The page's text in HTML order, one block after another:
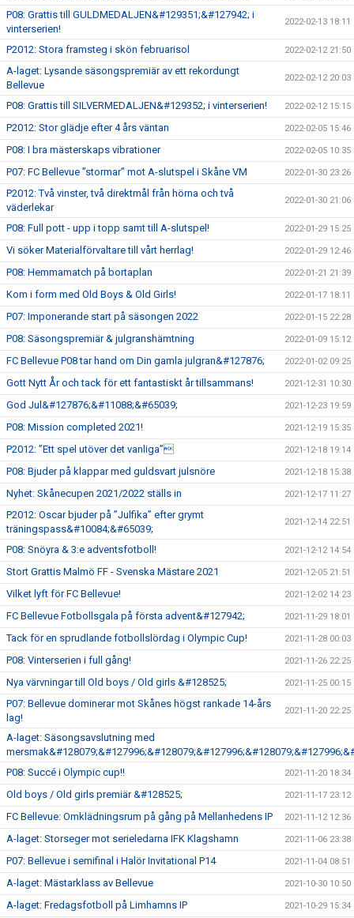
P08: Grattis till GULDMEDALJEN&#129351;&#127942; i
vinterserien!
2022-02-13 18:11
P2012: Stora framsteg i skön februarisol 2022-02-12 21:50
A-laget: Lysande säsongspremiär av ett rekordungt
Bellevue
2022-02-12 20:03
P08: Grattis till SILVERMEDALJEN&#129352; i vinterserien! 2022-02-12 15:15
P2012: Stor glädje efter 4 års väntan 2022-02-05 15:46
P08: I bra mästerskaps vibrationer 2022-02-05 10:35
P07: FC Bellevue ”stormar” mot A-slutspel i Skåne VM 2022-01-30 23:26
P2012: Två vinster, två direktmål från hörna och två
väderlekar
2022-01-30 21:06
P08: Full pott - upp i topp samt till A-slutspel! 2022-01-29 15:25
Vi söker Materialförvaltare till vårt herrlag! 2022-01-29 12:46
P08: Hemmamatch på bortaplan 2022-01-21 21:39
Kom i form med Old Boys & Old Girls! 2022-01-17 18:11
P07: Imponerande start på säsongen 2022 2022-01-15 22:28
P08: Säsongspremiär & julgranshämtning 2022-01-09 15:12
FC Bellevue P08 tar hand om Din gamla julgran&#127876; 2022-01-02 09:25
Gott Nytt År och tack för ett fantastiskt år tillsammans! 2021-12-31 10:30
God Jul&#127876;&#11088;&#65039; 2021-12-23 19:59
P08: Mission completed 2021! 2021-12-19 15:35
P2012: ”Ett spel utöver det vanliga” 2021-12-18 19:14
P08: Bjuder på klappar med guldsvart julsnöre 2021-12-18 15:38
Nyhet: Skånecupen 2021/2022 ställs in 2021-12-17 11:27
P2012: Oscar bjuder på ”Julfika” efter grymt
träningspass&#10084;&#65039;
2021-12-14 22:51
P08: Snöyra & 3:e adventsfotboll! 2021-12-12 14:54
Stort Grattis Malmö FF - Svenska Mästare 2021 2021-12-05 21:51
Vilket lyft för FC Bellevue! 2021-12-02 14:23
FC Bellevue Fotbollsgala på första advent&#127942; 2021-11-29 18:01
Tack för en sprudlande fotbollslördag i Olympic Cup! 2021-11-28 00:03
P08: Vinterserien i full gång! 2021-11-26 22:25
Nya värvningar till Old boys / Old girls &#128525; 2021-11-25 00:15
P07: Bellevue dominerar mot Skånes högst rankade 14-års
lag!
2021-11-20 22:25
A-laget: Säsongsavslutning med
P08: Succé i Olympic cup!!
2021-11-20 18:34
Old boys / Old girls premiär &#128525; 2021-11-17 23:12
FC Bellevue: Omklädningsrum på gång på Mellanhedens IP 2021-11-12 12:36
A-laget: Storseger mot serieledarna IFK Klagshamn 2021-11-06 23:38
P07: Bellevue i semifinal i Halör Invitational P14 2021-11-04 08:51
A-laget: Mästarklass av Bellevue 2021-10-30 10:50
A-laget: Fredagsfotboll på Limhamns IP 2021-10-29 15:34